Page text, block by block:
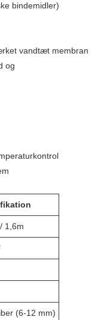
bindemidler)
vandtæt membran
og
1,6m
(6-12 mm)